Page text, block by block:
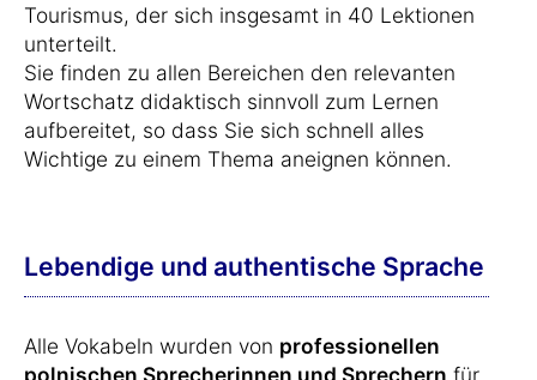
Tourismus, der sich insgesamt in 40 Lektionen
unterteilt.
Sie finden zu allen Bereichen den relevanten
Wortschatz didaktisch sinnvoll zum Lernen
aufbereitet, so dass Sie sich schnell alles
Wichtige zu einem Thema aneignen können.
Lebendige und authentische Sprache
Alle Vokabeln wurden von professionellen
polnischen Sprecherinnen und Sprechern für